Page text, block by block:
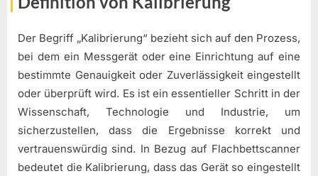
Der Begriff „Kalibrierung“ bezieht sich auf den Prozess,
bei dem ein Messgerät oder eine Einrichtung auf eine
bestimmte Genauigkeit oder Zuverlässigkeit eingestellt
oder überprüft wird. Es ist ein essentieller Schritt in der
Wissenschaft, Technologie und Industrie, um
sicherzustellen, dass die Ergebnisse korrekt und
vertrauenswürdig sind. In Bezug auf Flachbettscanner
bedeutet die Kalibrierung, dass das Gerät so eingestellt